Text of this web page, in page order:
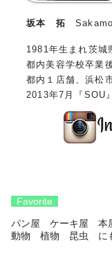
坂本 拓
1981年生まれ茨城
都内美容学校卒業後
都内１店舗、浜松
2013年7月『SOU
Favorite
パン屋 ケーキ屋
動物 植物 昆虫 にも